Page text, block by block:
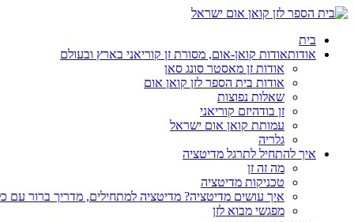
בית
אודותאודות קואן-אום, מסורת זן קוריאני בארץ ובעולם
אודות זן מאסטר סונג סאן
אודות בית הספר לזן קואן אום
שאלות נפוצות
זן בודהיזם קוריאני
עמותת קואן אום ישראל
גלריה
איך להתחיל לתרגל מדיטציה
מה זה זן
טכניקות מדיטציה
איך עושים מדיטציה? מדיטציה למתחילים, מדריך ברור עם
מפגשי מבוא לזן